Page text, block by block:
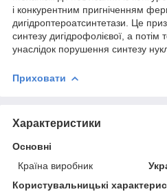
і конкурентним пригніченням
дигідроптероатсинтетази. Це
синтезу дигідрофолієвої, а потім
унаслідок порушення синтезу
Приховати
Характеристики
Основні
Країна виробник
Користувальницькі